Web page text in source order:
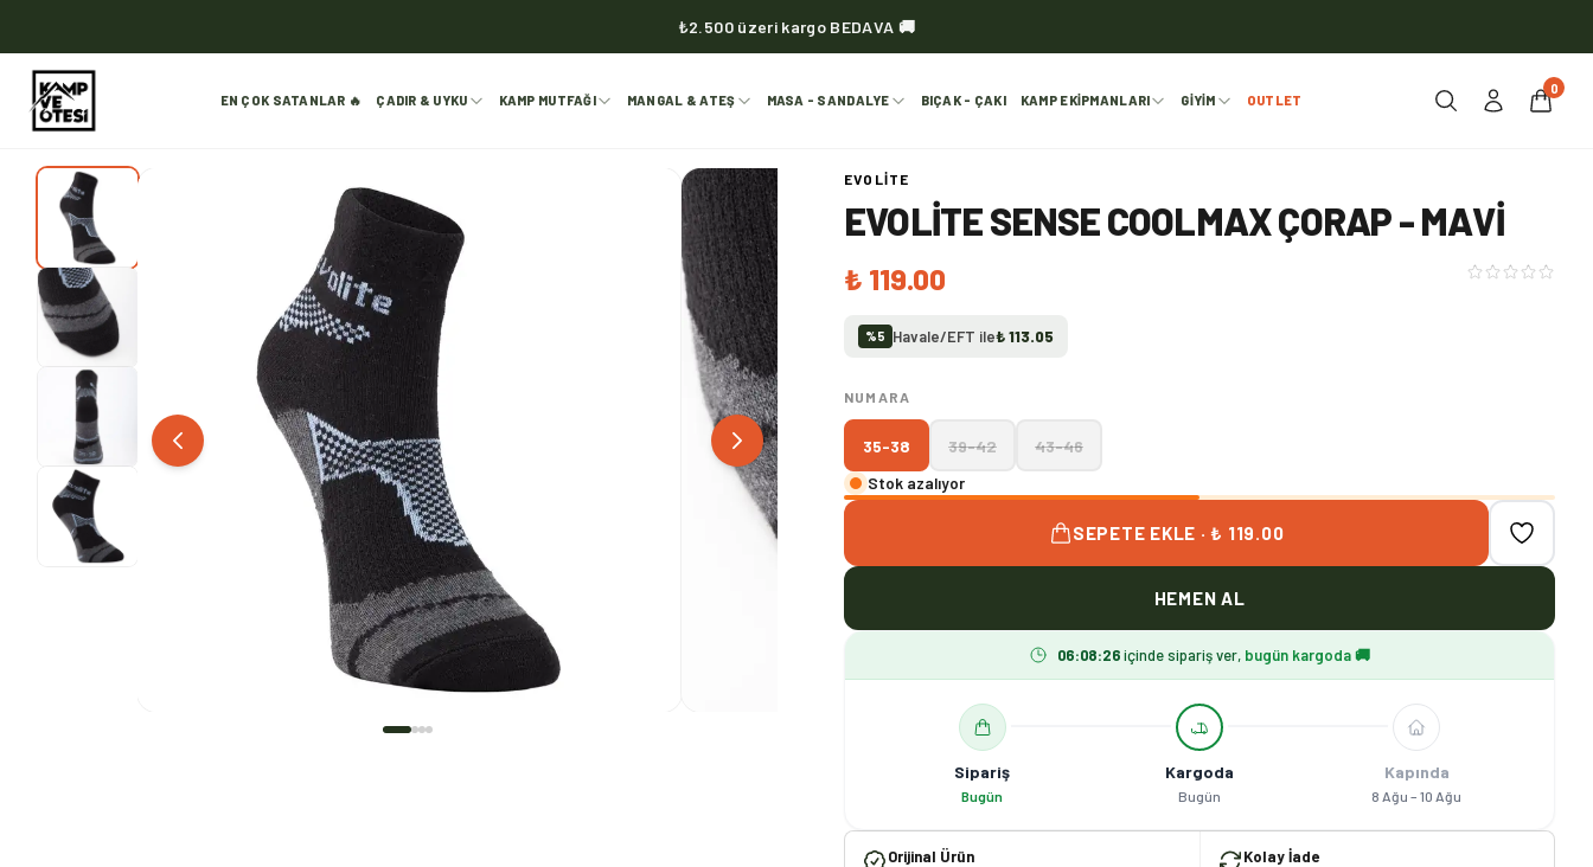
₺2.500 üzeri kargo BEDAVA 🚚
KVOX ürünlerinde kargo her zaman bedava 🔥
EN ÇOK SATANLAR 🔥 ÇADIR & UYKU KAMP MUTFAĞI MANGAL & ATEŞ MASA - SANDALYE BIÇAK - ÇAKI KAMP EKIPMANLARI GIYIM OUTLET
0
EVOLITE
EVOLITE SENSE COOLMAX ÇORAP - MAVI
₺ 119.00
%5 Havale/EFT ile₺ 113.05
NUMARA
35-38 39-42
43-46
Stok azalıyor
SEPETE EKLE · ₺ 119.00
HEMEN AL
06:08:25 içinde sipariş ver, bugün kargoda 🚚
Sipariş
Bugün
Kargoda
Bugün
Kapında
8 Ağu – 10 Ağu
Orijinal Ürün Kolay İade